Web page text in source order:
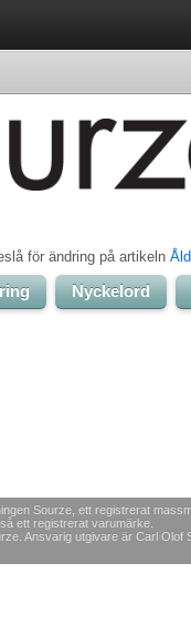
för ändring på artikeln
Nyckelord
Sourze, ett registrerat
ett registrerat varumärke.
Ansvarig utgivare är Carl Olof